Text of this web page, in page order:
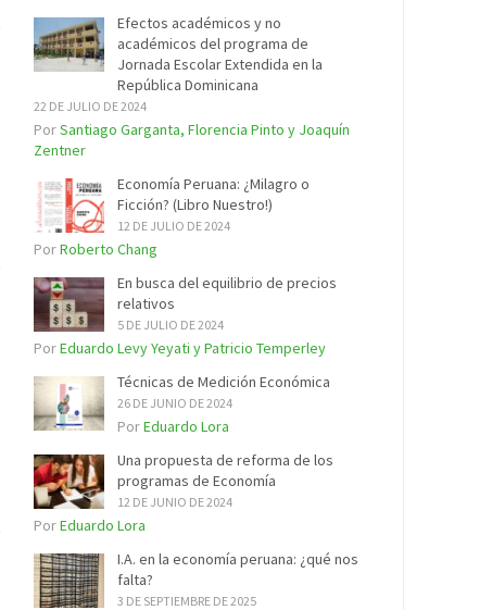
Efectos académicos y no
académicos del programa de
Jornada Escolar Extendida en la
República Dominicana
22 DE JULIO DE 2024
PorSantiago Garganta, Florencia Pinto y Joaquín
Zentner
Economía Peruana: ¿Milagro o
Ficción? (Libro Nuestro!)
12 DE JULIO DE 2024
PorRoberto Chang
En busca del equilibrio de precios
relativos
5 DE JULIO DE 2024
PorEduardo Levy Yeyati y Patricio Temperley
Técnicas de Medición Económica
26 DE JUNIO DE 2024
PorEduardo Lora
Una propuesta de reforma de los
programas de Economía
12 DE JUNIO DE 2024
PorEduardo Lora
I.A. en la economía peruana: ¿qué nos
falta?
3 DE SEPTIEMBRE DE 2025